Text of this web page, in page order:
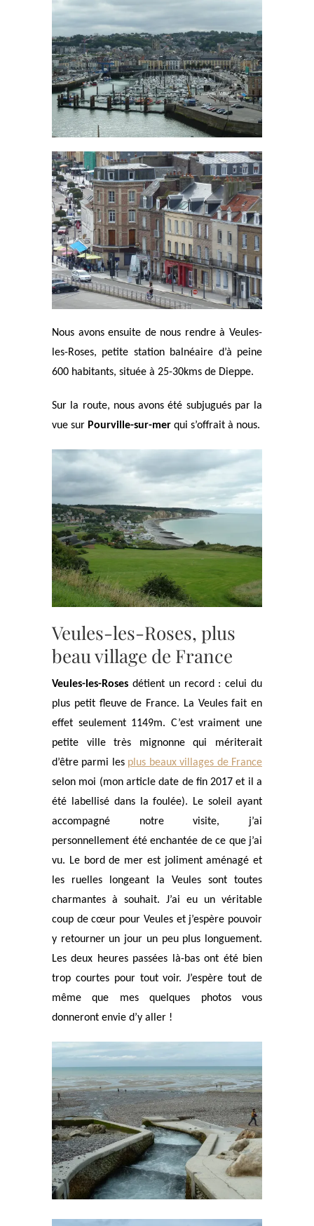
Nous avons ensuite de nous rendre à Veules-
les-Roses, petite station balnéaire d’à peine
600 habitants, située à 25-30kms de Dieppe.
Sur la route, nous avons été subjugués par la
vue sur Pourville-sur-mer qui s’offrait à nous.
Veules-les-Roses, plus
beau village de France
Veules-les-Roses détient un record : celui du
plus petit fleuve de France. La Veules fait en
effet seulement 1149m. C’est vraiment une
petite ville très mignonne qui mériterait
d’être parmi les plus beaux villages de France
selon moi (mon article date de fin 2017 et il a
été labellisé dans la foulée). Le soleil ayant
accompagné notre visite, j’ai
personnellement été enchantée de ce que j’ai
vu. Le bord de mer est joliment aménagé et
les ruelles longeant la Veules sont toutes
charmantes à souhait. J’ai eu un véritable
coup de cœur pour Veules et j’espère pouvoir
y retourner un jour un peu plus longuement.
Les deux heures passées là-bas ont été bien
trop courtes pour tout voir. J’espère tout de
même que mes quelques photos vous
donneront envie d’y aller !